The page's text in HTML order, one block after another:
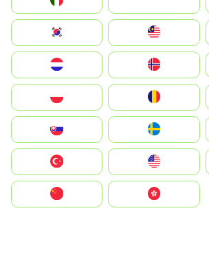
South Korea
United States
中國香港特別行政區